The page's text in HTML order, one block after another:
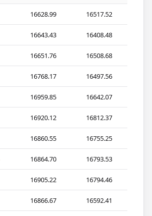
16628.99 16517.52
16643.43 16408.48
16651.76 16508.68
16768.17 16497.56
16959.85 16642.07
16920.12 16812.37
16860.55 16755.25
16864.70 16793.53
16905.22 16794.46
16866.67 16592.41